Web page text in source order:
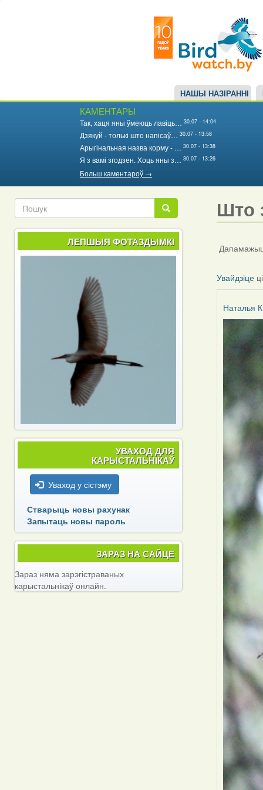
НАШЫ НАЗІРАННІ
КАМЕНТАРЫ
Так, хаця яны ўмеюць лавіць… 30.07 - 14:04
Дзякуй - толькі што напісаў… 30.07 - 13:58
Арыгінальная назва корму - … 30.07 - 13:38
Я з вамі згодзен. Хоць яны з… 30.07 - 13:26
Больш каментароў →
Што
Увайдзіце
Наталья К
Пошук
Пошук
ЛЕПШЫЯ ФОТАЗДЫМКІ
УВАХОД ДЛЯ
КАРЫСТАЛЬНІКАЎ
Уваход у сістэму
Стварыць новы рахунак
Запытаць новы пароль
ЗАРАЗ НА САЙЦЕ
Зараз няма зарэгістраваных
карыстальнікаў онлайн.